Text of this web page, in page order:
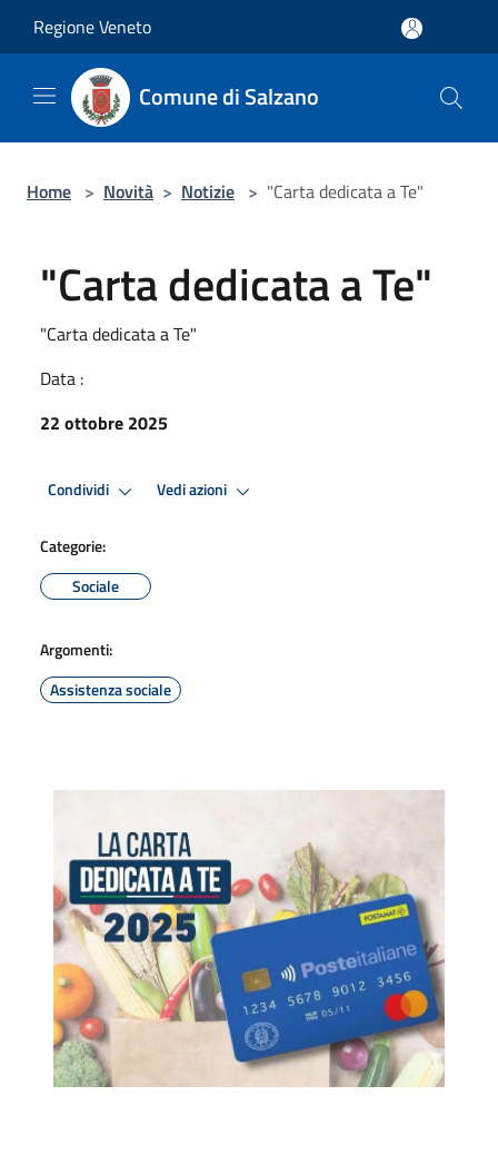
Regione Veneto
Comune di Salzano
Home > Novità > Notizie > "Carta dedicata a Te"
"Carta dedicata a Te"
"Carta dedicata a Te"
Data :
22 ottobre 2025
Condividi Vedi azioni
Categorie:
Sociale
Argomenti:
Assistenza sociale